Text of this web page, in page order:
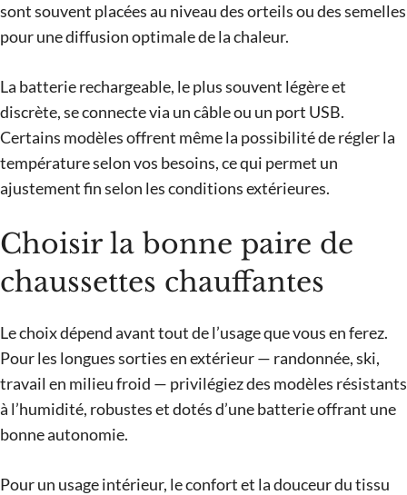
sont souvent placées au niveau des orteils ou des semelles
pour une diffusion optimale de la chaleur.
La batterie rechargeable, le plus souvent légère et
discrète, se connecte via un câble ou un port USB.
Certains modèles offrent même la possibilité de régler la
température selon vos besoins, ce qui permet un
ajustement fin selon les conditions extérieures.
Choisir la bonne paire de
chaussettes chauffantes
Le choix dépend avant tout de l’usage que vous en ferez.
Pour les longues sorties en extérieur — randonnée, ski,
travail en milieu froid — privilégiez des modèles résistants
à l’humidité, robustes et dotés d’une batterie offrant une
bonne autonomie.
Pour un usage intérieur, le confort et la douceur du tissu